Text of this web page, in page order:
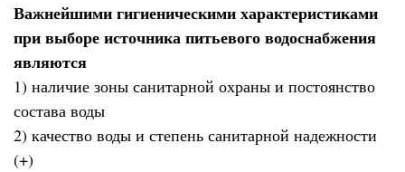
Важнейшими гигиеническими характеристиками
при выборе источника питьевого водоснабжения
являются
1) наличие зоны санитарной охраны и постоянство
состава воды
2) качество воды и степень санитарной надежности
(+)